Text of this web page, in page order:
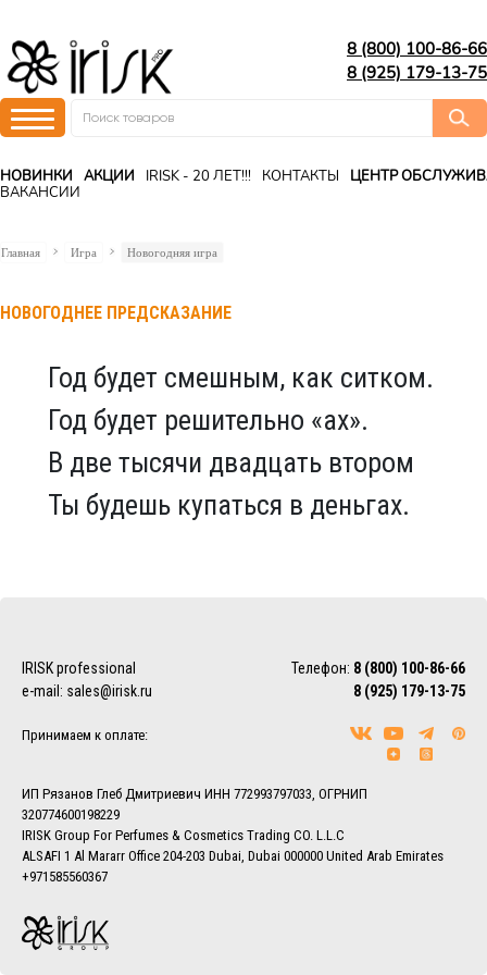
8 (800) 100-86-66
8 (925) 179-13-75
НОВИНКИ АКЦИИ IRISK - 20 ЛЕТ!!! КОНТАКТЫ
ЦЕНТР
ВАКАНСИИ
Главная Игра Новогодняя игра
НОВОГОДНЕЕ ПРЕДСКАЗАНИЕ
Год будет смешным, как ситком.
Год будет решительно «ах».
В две тысячи двадцать втором
Ты будешь купаться в деньгах.
IRISK professional Телефон: 8 (800) 100-86-66
8 (925) 179-13-75
e-mail: sales@irisk.ru
Принимаем к оплате:
ИП Рязанов Глеб Дмитриевич ИНН 772993797033, ОГРНИП
320774600198229
IRISK Group For Perfumes & Cosmetics Trading CO. L.L.C
ALSAFI 1 Al Mararr Office 204-203 Dubai, Dubai 000000 United Arab Emirates
+971585560367